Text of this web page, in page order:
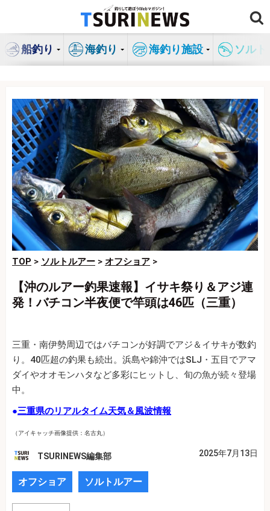
ン
船釣り 海釣り 海釣り施設 ソル
TOP > ソルトルアー > オフショア >
【沖のルアー釣果速報】イサキ祭り＆アジ連
発！バチコン半夜便で竿頭は46匹（三重）
三重・南伊勢周辺ではバチコンが好調でアジ＆イサキが数釣
り。40匹超の釣果も続出。浜島や錦沖ではSLJ・五目でアマ
ダイやオオモンハタなど多彩にヒットし、旬の魚が続々登場
中。
●三重県のリアルタイム天気＆風波情報
（アイキャッチ画像提供：名古丸）
TSURINEWS編集部 2025年7月13日
オフショア ソルトルアー